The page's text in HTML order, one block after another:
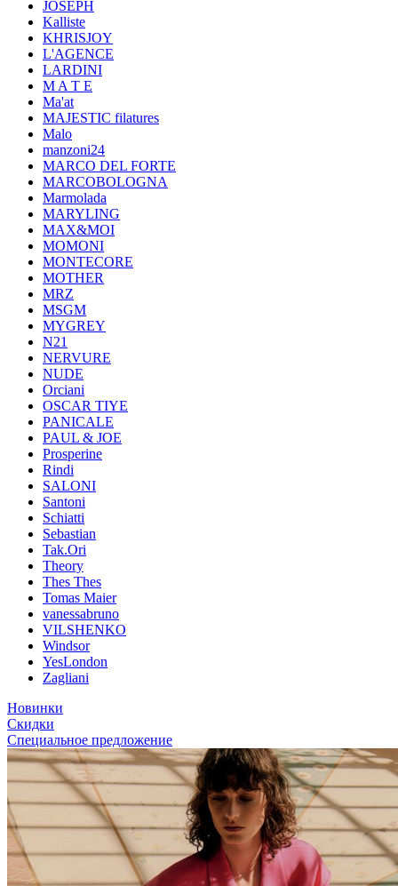
JOSEPH
Kalliste
KHRISJOY
L'AGENCE
LARDINI
M A T E
Ma'at
MAJESTIC filatures
Malo
manzoni24
MARCO DEL FORTE
MARCOBOLOGNA
Marmolada
MARYLING
MAX&MOI
MOMONI
MONTECORE
MOTHER
MRZ
MSGM
MYGREY
N21
NERVURE
NUDE
Orciani
OSCAR TIYE
PANICALE
PAUL & JOE
Prosperine
Rindi
SALONI
Santoni
Schiatti
Sebastian
Tak.Ori
Theory
Thes Thes
Tomas Maier
vanessabruno
VILSHENKO
Windsor
YesLondon
Zagliani
Новинки
Скидки
Специальное предложение